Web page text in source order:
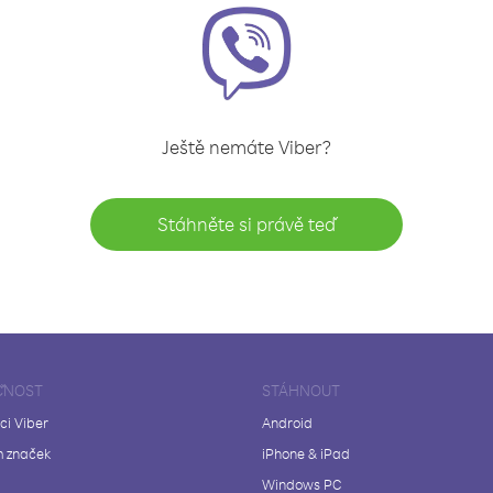
Ještě nemáte Viber?
Stáhněte si právě teď
Viber
značek
STÁHNOUT
Android
iPhone & iPad
Windows PC